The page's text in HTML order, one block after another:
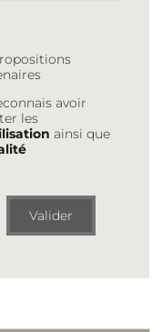
avoir
les
ainsi que
Valider